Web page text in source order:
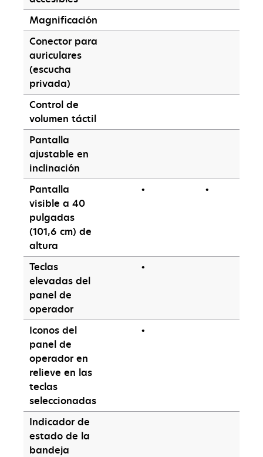
Magnificación
Conector para
auriculares
(escucha
privada)
Control de
volumen táctil
Pantalla
ajustable en
inclinación
Pantalla
visible a 40
pulgadas
(101,6 cm) de
altura
• •
Teclas
elevadas del
panel de
operador
•
Iconos del
panel de
operador en
relieve en las
teclas
seleccionadas
•
Indicador de
estado de la
bandeja